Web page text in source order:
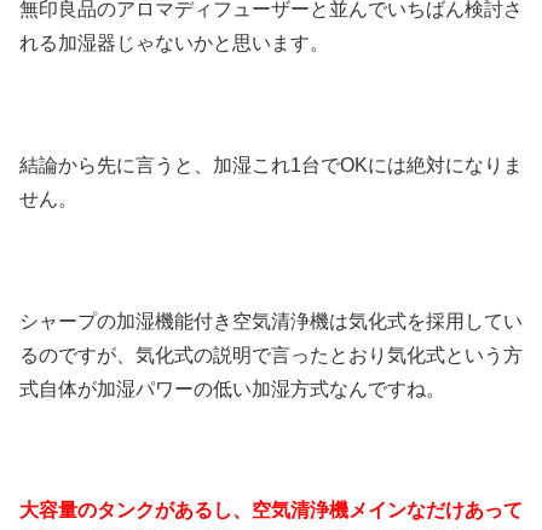
無印良品のアロマディフューザーと並んでいちばん検討さ
れる加湿器じゃないかと思います。
結論から先に言うと、加湿これ1台でOKには絶対になりま
せん。
シャープの加湿機能付き空気清浄機は気化式を採用してい
るのですが、気化式の説明で言ったとおり気化式という方
式自体が加湿パワーの低い加湿方式なんですね。
大容量のタンクがあるし、空気清浄機メインなだけあって